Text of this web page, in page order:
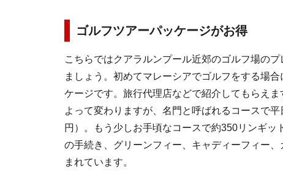
ゴルフツアーパッケージがお得
こちらではクアラルンプール近郊のゴルフ場の
ましょう。初めてマレーシアでゴルフをする場
ケージです。旅行代理店などで紹介してもらえ
よって変わりますが、名門と呼ばれるコースで
円）。もう少しお手頃なコースで約350リンギッ
の手続き、グリーンフィー、キャディーフィー
まれています。